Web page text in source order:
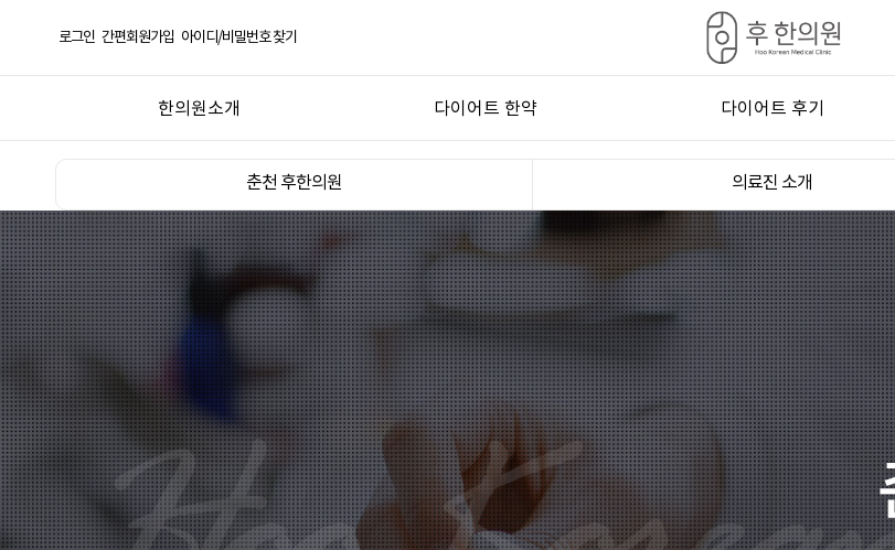
로그인 간편회원가입 아이디/비밀번호 찾기
한의원소개 다이어트 한약 다이어트 후기
오시는길
비대면 전화 처방
온라인 식단 관리
다이어트 전후
춘천 후한의원 의료진 소개